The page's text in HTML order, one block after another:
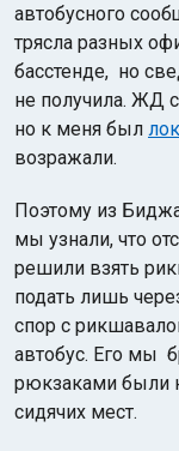
автобусного
трясла разных
басстенде, но
не получила. ЖД
но к меня был
возражали.
Поэтому из
мы узнали, что
решили взять
подать лишь
спор с
автобус. Его мы
рюкзаками были
сидячих мест.